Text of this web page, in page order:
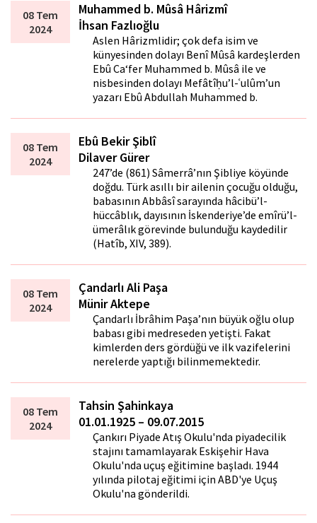
08 Tem
2024
Muhammed b. Mûsâ Hârizmî
İhsan Fazlıoğlu
Aslen Hârizmlidir; çok defa isim ve
künyesinden dolayı Benî Mûsâ kardeşlerden
Ebû Ca‘fer Muhammed b. Mûsâ ile ve
nisbesinden dolayı Mefâtîḥu’l-ʿulûm’un
yazarı Ebû Abdullah Muhammed b.
08 Tem
2024
Ebû Bekir Şiblî
Dilaver Gürer
247’de (861) Sâmerrâ’nın Şibliye köyünde
doğdu. Türk asıllı bir ailenin çocuğu olduğu,
babasının Abbâsî sarayında hâcibü’l-
hüccâblık, dayısının İskenderiye’de emîrü’l-
ümerâlık görevinde bulunduğu kaydedilir
(Hatîb, XIV, 389).
08 Tem
2024
Çandarlı Ali Paşa
Münir Aktepe
Çandarlı İbrâhim Paşa’nın büyük oğlu olup
babası gibi medreseden yetişti. Fakat
kimlerden ders gördüğü ve ilk vazifelerini
nerelerde yaptığı bilinmemektedir.
08 Tem
2024
Tahsin Şahinkaya
01.01.1925 – 09.07.2015
Çankırı Piyade Atış Okulu'nda piyadecilik
stajını tamamlayarak Eskişehir Hava
Okulu'nda uçuş eğitimine başladı. 1944
yılında pilotaj eğitimi için ABD'ye Uçuş
Okulu'na gönderildi.